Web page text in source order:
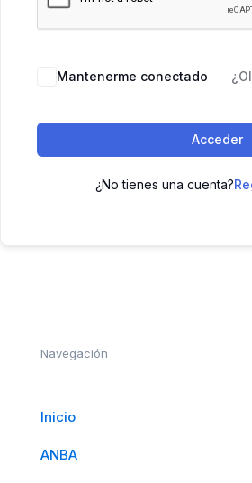
Mantenerme conectado
Acceder
¿No tienes una cuenta?
Navegación
Inicio
ANBA